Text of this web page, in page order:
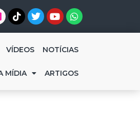
VÍDEOS NOTÍCIAS
MÍDIA ARTIGOS